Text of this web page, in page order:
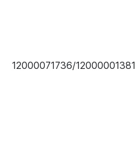
12000071736/12000001381